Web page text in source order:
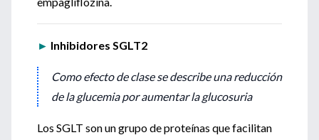
► Inhibidores SGLT2
Como efecto de clase se describe una reducción
de la glucemia por aumentar la glucosuria
Los SGLT son un grupo de proteínas que facilitan